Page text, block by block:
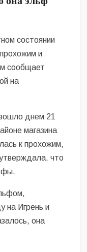
ситуацію
состоянии
и
сообщает
на
днем 21
магазина
к прохожим,
что
на Игрень и
она